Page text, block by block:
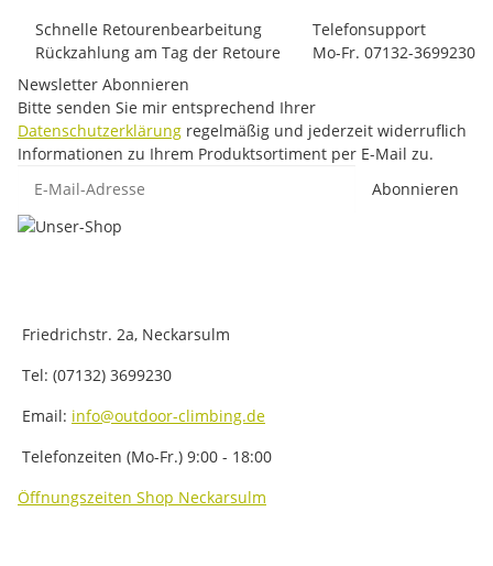
Schnelle Retourenbearbeitung
Rückzahlung am Tag der Retoure
Telefonsupport
Mo-Fr. 07132-3699230
Newsletter Abonnieren
Bitte senden Sie mir entsprechend Ihrer
Datenschutzerklärung regelmäßig und jederzeit widerruflich
Informationen zu Ihrem Produktsortiment per E-Mail zu.
Abonnieren
Friedrichstr. 2a, Neckarsulm
Tel: (07132) 3699230
Email: info@outdoor-climbing.de
Telefonzeiten (Mo-Fr.) 9:00 - 18:00
Öffnungszeiten Shop Neckarsulm